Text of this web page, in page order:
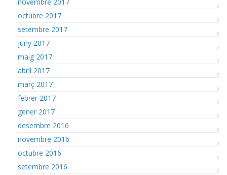
novembre 2017
octubre 2017
setembre 2017
juny 2017
maig 2017
abril 2017
març 2017
febrer 2017
gener 2017
desembre 2016
novembre 2016
octubre 2016
setembre 2016